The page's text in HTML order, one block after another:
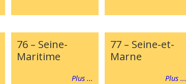
76 – Seine-
Maritime
Plus ...
77 – Seine-et-
Marne
Plus ...